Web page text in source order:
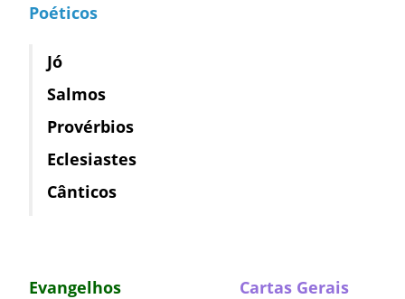
Poéticos
Jó
Salmos
Provérbios
Eclesiastes
Cânticos
Evangelhos Cartas Gerais